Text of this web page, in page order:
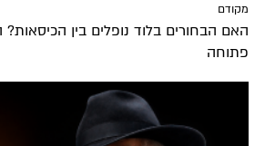
מקודם
האם הבחורים בלוד נופלים בין
פתוחה